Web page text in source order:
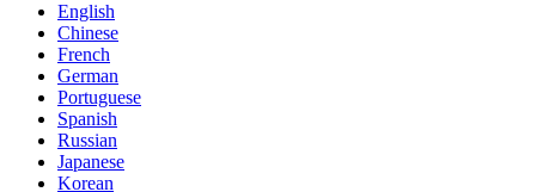
English
Chinese
French
German
Portuguese
Spanish
Russian
Japanese
Korean